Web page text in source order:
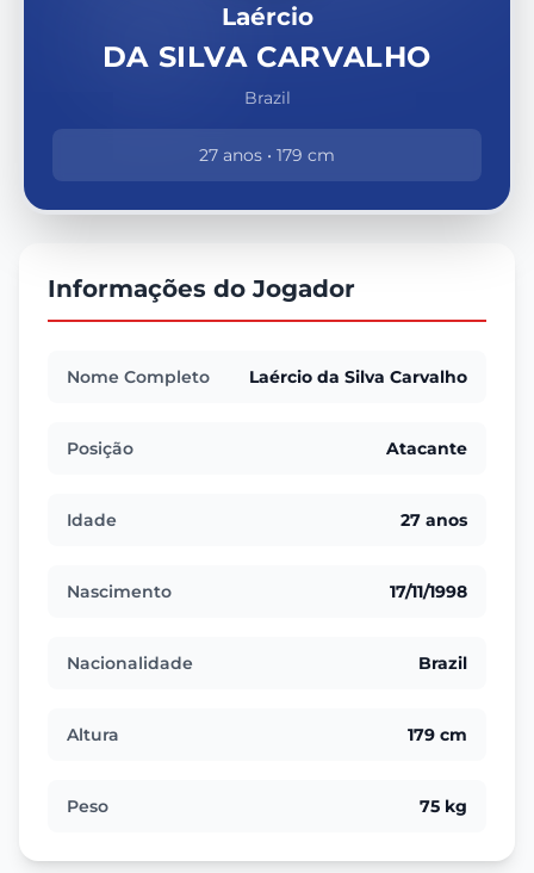
Laércio
DA SILVA CARVALHO
Brazil
27 anos • 179 cm
Informações do Jogador
Nome Completo Laércio da Silva Carvalho
Posição Atacante
Idade 27 anos
Nascimento 17/11/1998
Nacionalidade Brazil
Altura 179 cm
Peso 75 kg